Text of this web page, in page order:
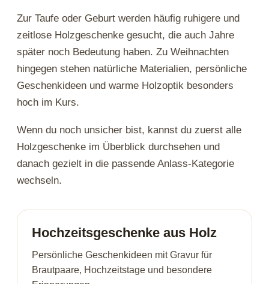
Zur Taufe oder Geburt werden häufig ruhigere und
zeitlose Holzgeschenke gesucht, die auch Jahre
später noch Bedeutung haben. Zu Weihnachten
hingegen stehen natürliche Materialien, persönliche
Geschenkideen und warme Holzoptik besonders
hoch im Kurs.
Wenn du noch unsicher bist, kannst du zuerst alle
Holzgeschenke im Überblick durchsehen und
danach gezielt in die passende Anlass-Kategorie
wechseln.
Hochzeitsgeschenke aus Holz
Persönliche Geschenkideen mit Gravur für
Brautpaare, Hochzeitstage und besondere